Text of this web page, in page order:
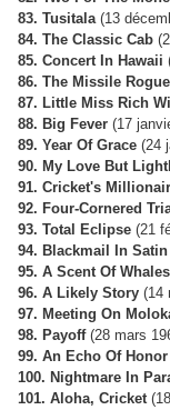
83. Tusitala (13
84. The Classic Cab
85. Concert In Hawaii
86. The Missile
87. Little Miss Rich
88. Big Fever (17
89. Year Of Grace (24
90. My Love But
91. Cricket's
92. Four-Cornered
93. Total Eclipse (21
94. Blackmail In Satin
95. A Scent Of Whales
96. A Likely Story (14
97. Meeting On
98. Payoff (28 mars
99. An Echo Of Honor
100. Nightmare In
101. Aloha, Cricket